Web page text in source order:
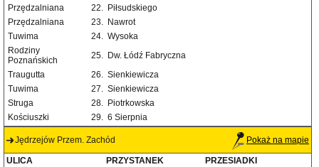
Przędzalniana
22. Piłsudskiego
Przędzalniana
23. Nawrot
Tuwima
24. Wysoka
Rodziny
Poznańskich
25. Dw. Łódź Fabryczna
Traugutta
26. Sienkiewicza
Tuwima
27. Sienkiewicza
Struga
28. Piotrkowska
Kościuszki
29. 6 Sierpnia
Jędrzejów Przem. Zachód Pokaż na mapie
ULICA PRZYSTANEK
PRZESIADKI